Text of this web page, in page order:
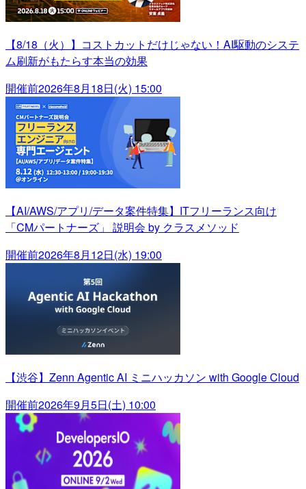
【8/18（火）】コストカットだけじゃない！AI駆動のシステ
ム刷新がもたらす本当の効果
開催前2026年8月18日(火) 15:00
【AI/AWS/アプリ/データ案件特集】ITフリーランス向け
「CMパートナーズ」 説明会 by クラスメソッド
開催前2026年8月12日(水) 19:00
【渋谷】Zenn Agentic AI ミニハッカソン with Google Cloud
開催前2026年9月5日(土) 10:00